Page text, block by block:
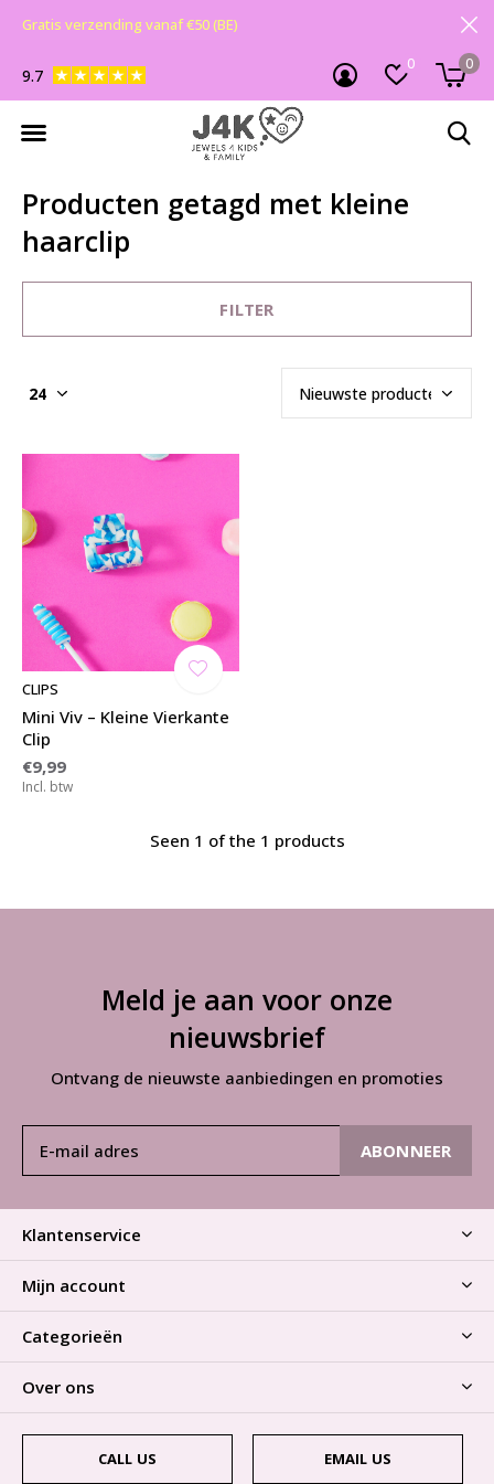
0 0
9.7
Gratis verzending vanaf €50 (BE)
Producten getagd met kleine
haarclip
FILTER
CLIPS
Mini Viv – Kleine Vierkante
Clip
€9,99
Incl. btw
Seen 1 of the 1 products
Meld je aan voor onze
nieuwsbrief
Ontvang de nieuwste aanbiedingen en promoties
ABONNEER
Klantenservice
Mijn account
Categorieën
Over ons
CALL US EMAIL US